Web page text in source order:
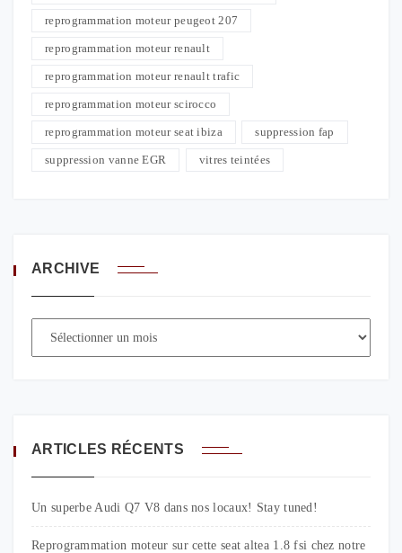
reprogrammation moteur peugeot 207
reprogrammation moteur renault
reprogrammation moteur renault trafic
reprogrammation moteur scirocco
reprogrammation moteur seat ibiza suppression fap
suppression vanne EGR vitres teintées
ARCHIVE
ARTICLES RÉCENTS
Un superbe Audi Q7 V8 dans nos locaux! Stay tuned!
Reprogrammation moteur sur cette seat altea 1.8 fsi chez notre